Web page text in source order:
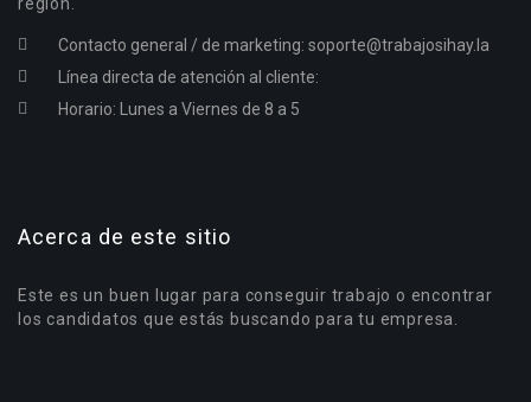
región.
Contacto general / de marketing: soporte@trabajosihay.la
Línea directa de atención al cliente:
Horario: Lunes a Viernes de 8 a 5
Acerca de este sitio
Este es un buen lugar para conseguir trabajo o encontrar
los candidatos que estás buscando para tu empresa.